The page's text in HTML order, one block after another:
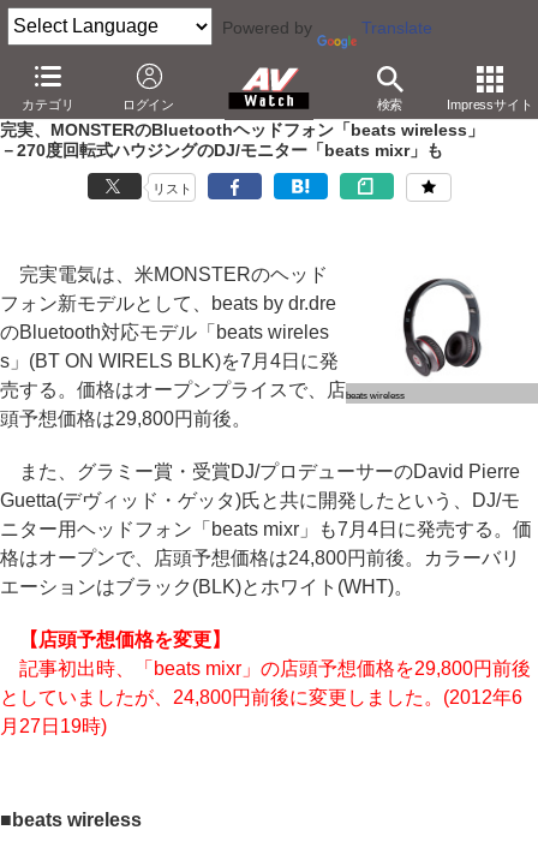
Powered by Translate
カテゴリ ログイン 検索 Impressサイト
AV Watch 製品
ヘッドフォン
完実、MONSTERのBluetoothヘッドフォン「beats wireless」
－270度回転式ハウジングのDJ/モニター「beats mixr」も
リスト
beats wireless
完実電気は、米MONSTERのヘッド
フォン新モデルとして、beats by dr.dre
のBluetooth対応モデル「beats wireles
s」(BT ON WIRELS BLK)を7月4日に発
売する。価格はオープンプライスで、店
頭予想価格は29,800円前後。
また、グラミー賞・受賞DJ/プロデューサーのDavid Pierre
Guetta(デヴィッド・ゲッタ)氏と共に開発したという、DJ/モ
ニター用ヘッドフォン「beats mixr」も7月4日に発売する。価
格はオープンで、店頭予想価格は24,800円前後。カラーバリ
エーションはブラック(BLK)とホワイト(WHT)。
【店頭予想価格を変更】
記事初出時、「beats mixr」の店頭予想価格を29,800円前後
としていましたが、24,800円前後に変更しました。(2012年6
月27日19時)
■beats wireless